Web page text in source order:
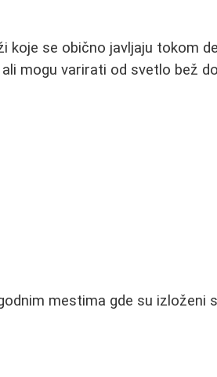
koje se obično javljaju tokom
mogu varirati od svetlo bež
mestima gde su izloženi